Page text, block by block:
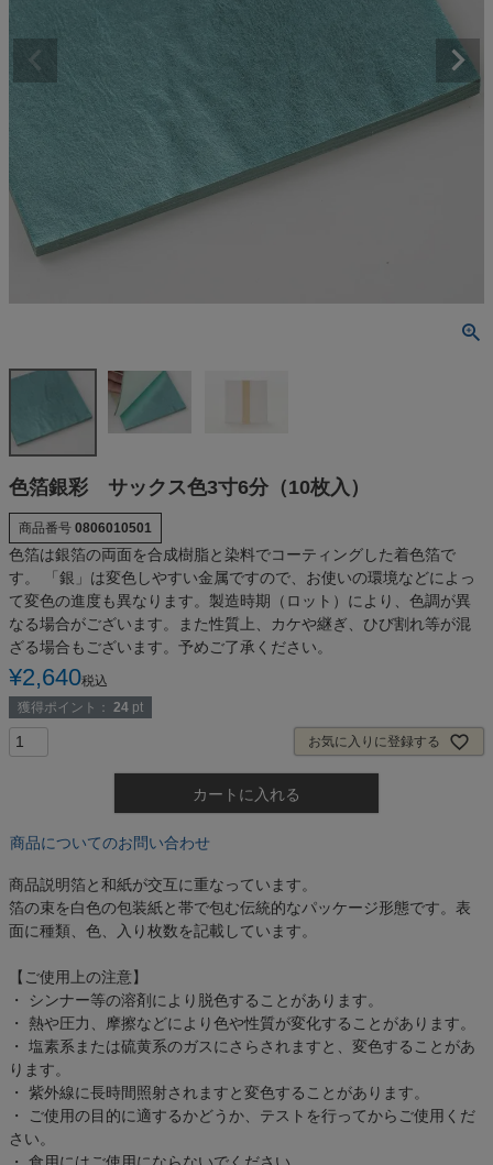
色箔銀彩 サックス色3寸6分（10枚入）
商品番号 0806010501
色箔は銀箔の両面を合成樹脂と染料でコーティングした着色箔で
す。 「銀」は変色しやすい金属ですので、お使いの環境などによっ
て変色の進度も異なります。製造時期（ロット）により、色調が異
なる場合がございます。また性質上、カケや継ぎ、ひび割れ等が混
ざる場合もございます。予めご了承ください。
¥2,640税込
獲得ポイント： 24 pt
お気に入りに登録する
カートに入れる
商品についてのお問い合わせ
商品説明箔と和紙が交互に重なっています。
箔の束を白色の包装紙と帯で包む伝統的なパッケージ形態です。表
面に種類、色、入り枚数を記載しています。
【ご使用上の注意】
・ シンナー等の溶剤により脱色することがあります。
・ 熱や圧力、摩擦などにより色や性質が変化することがあります。
・ 塩素系または硫黄系のガスにさらされますと、変色することがあ
ります。
・ 紫外線に長時間照射されますと変色することがあります。
・ ご使用の目的に適するかどうか、テストを行ってからご使用くだ
さい。
・ 食用にはご使用にならないでください。